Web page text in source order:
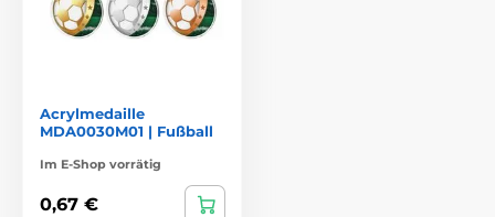
Acrylmedaille
MDA0030M01 | Fußball
Im E-Shop vorrätig
0,67 €